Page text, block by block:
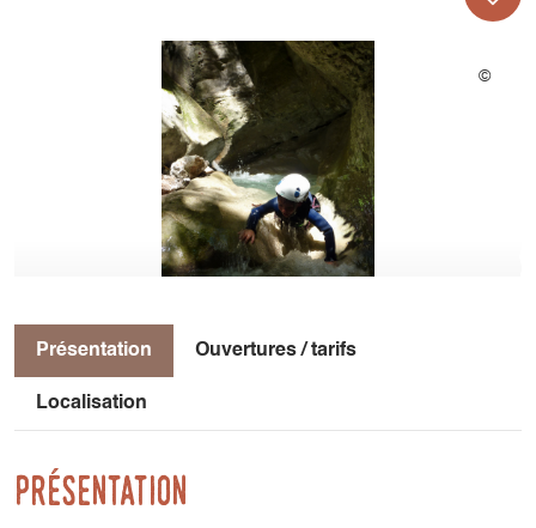
Présentation Ouvertures / tarifs
Localisation
Présentation